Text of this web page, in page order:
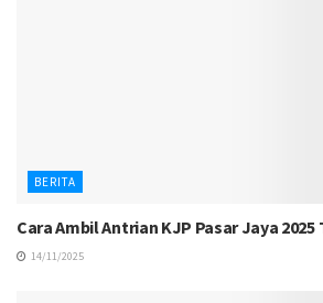
BERITA
Cara Ambil Antrian KJP Pasar Jaya 2025
14/11/2025